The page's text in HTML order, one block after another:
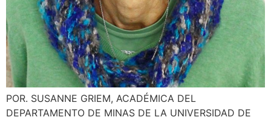
POR. SUSANNE GRIEM, ACADÉMICA DEL
DEPARTAMENTO DE MINAS DE LA UNIVERSIDAD DE